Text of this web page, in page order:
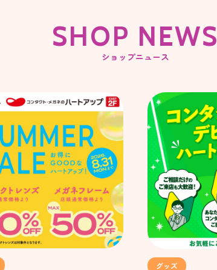
SHOP NEWS
ショップニュース
グッズ